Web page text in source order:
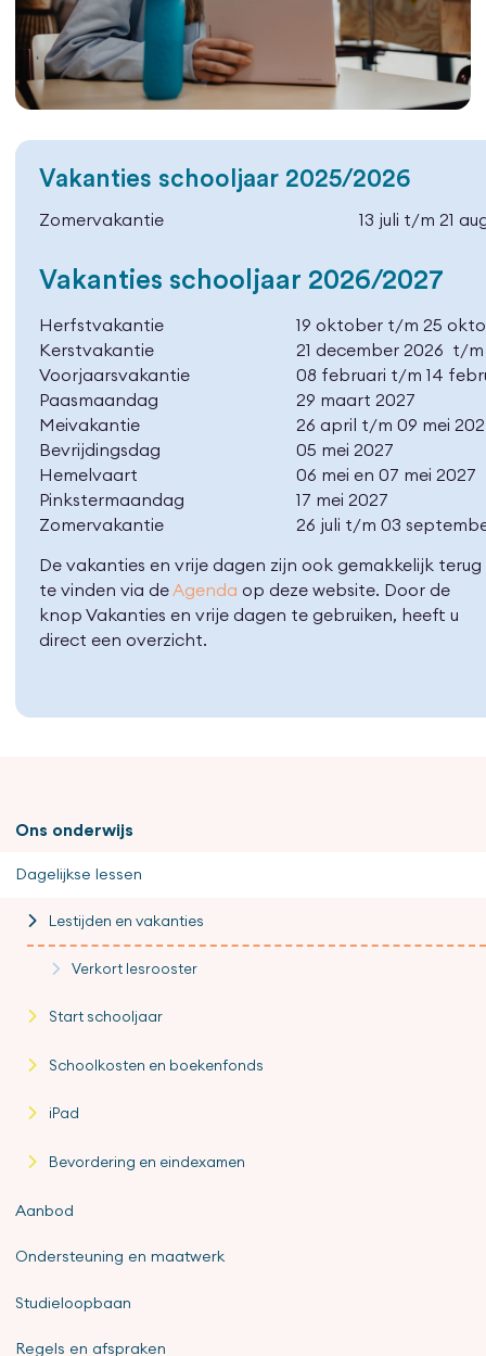
Ons onderwijs
Dagelijkse lessen
Lestijden en vakanties
Verkort lesrooster
Start schooljaar
Schoolkosten en boekenfonds
iPad
Bevordering en eindexamen
Aanbod
Ondersteuning en maatwerk
Studieloopbaan
Regels en afspraken
Vakanties schooljaar 2025/2026
Zomervakantie 13 juli t/m 21
Vakanties schooljaar 2026/2027
Herfstvakantie
19 oktober t/m 25
Kerstvakantie
21 december 2026 t/
Voorjaarsvakantie
08 februari t/m 14
Paasmaandag
29 maart 2027
Meivakantie
26 april t/m 09 mei
Bevrijdingsdag
05 mei 2027
Hemelvaart
06 mei en 07 mei 2027
Pinkstermaandag
17 mei 2027
Zomervakantie
26 juli t/m 03
De vakanties en vrije dagen zijn ook gemakkelijk terug
te vinden via deAgenda op deze website. Door de
knop Vakanties en vrije dagen te gebruiken, heeft u
direct een overzicht.